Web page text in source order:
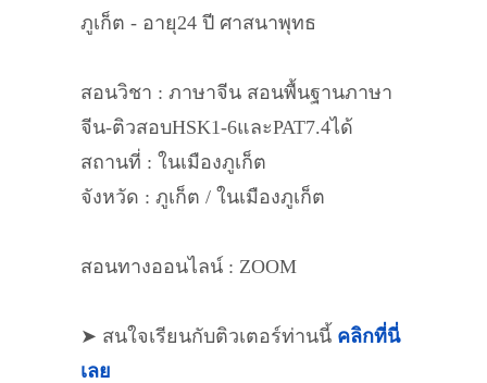
ภูเก็ต - อายุ24 ปี ศาสนาพุทธ
สอนวิชา : ภาษาจีน สอนพื้นฐานภาษา
จีน-ติวสอบHSK1-6และPAT7.4ได้
สถานที่ : ในเมืองภูเก็ต
จังหวัด : ภูเก็ต / ในเมืองภูเก็ต
สอนทางออนไลน์ : ZOOM
➤ สนใจเรียนกับติวเตอร์ท่านนี้ คลิกที่นี่
เลย